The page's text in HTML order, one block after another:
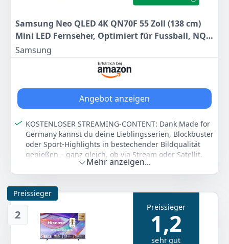
Samsung Neo QLED 4K QN70F 55 Zoll (138 cm)
Mini LED Fernseher, Optimiert für Fussball, NQ4
AI Gen2 Prozessor, Quantum Matrix Technology
Slim, Motion Xcelerator, Samsung Vision AI
Samsung
Angebot anzeigen
KOSTENLOSER STREAMING-CONTENT: Dank Made for
Germany kannst du deine Lieblingsserien, Blockbuster
oder Sport-Highlights in bestechender Bildqualität
genießen – ganz gleich, ob via Stream oder Satellit.
Einfach Aktions-TV oder Aktions-Soundbar mit
deutschem Modell-Code kaufen und kostenlosen
Streaming-Content dazu erhalten.
FUSSBALL GESTOCHEN SCHARF ERLEBEN: Motion
Xcelerator 144 Hz sorgt dafür, dass jedes Tor, jedes
Tackling und jeder Sprint im TV und Live Streaming
flüssig, kristallklar und völlig frei von
Bewegungsunschärfe dargestellt wird.
Mehr anzeigen...
2
Preissieger
Preissieger
1,2
sehr gut